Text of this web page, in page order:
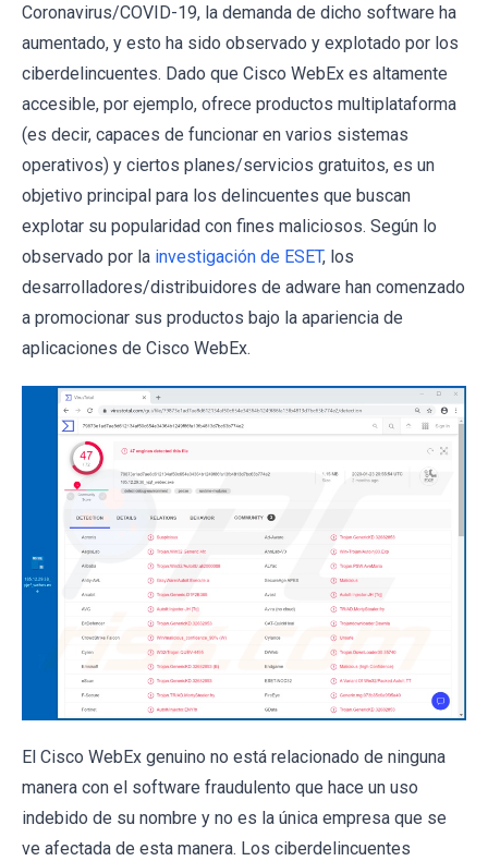
Coronavirus/COVID-19, la demanda de dicho software ha
aumentado, y esto ha sido observado y explotado por los
ciberdelincuentes. Dado que Cisco WebEx es altamente
accesible, por ejemplo, ofrece productos multiplataforma
(es decir, capaces de funcionar en varios sistemas
operativos) y ciertos planes/servicios gratuitos, es un
objetivo principal para los delincuentes que buscan
explotar su popularidad con fines maliciosos. Según lo
observado por la investigación de ESET, los
desarrolladores/distribuidores de adware han comenzado
a promocionar sus productos bajo la apariencia de
aplicaciones de Cisco WebEx.
El Cisco WebEx genuino no está relacionado de ninguna
manera con el software fraudulento que hace un uso
indebido de su nombre y no es la única empresa que se
ve afectada de esta manera. Los ciberdelincuentes